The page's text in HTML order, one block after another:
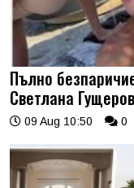
Пълно
Светлана
09 Aug 10:50 0